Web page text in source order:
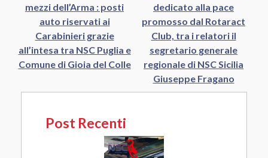
mezzi dell’Arma : posti
auto riservati ai
Carabinieri grazie
all’intesa tra NSC Puglia e
Comune di Gioia del Colle
dedicato alla pace
promosso dal Rotaract
Club, tra i relatori il
segretario generale
regionale di NSC Sicilia
Giuseppe Fragano
Post Recenti